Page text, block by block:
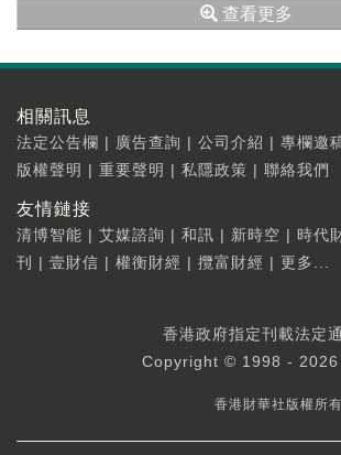
查看更多
相關訊息
法定公告欄 | 廣告查詢 | 公司介紹 | 專欄邀
版權聲明 | 重要聲明 | 私隱政策 | 聯絡我們
友情鏈接
清博智能 | 艾媒諮詢 | 和訊 | 新時空 | 時代
刊
| 壹財信 | 權衡財經 | 攬富財經 | 更多...
香港政府指定刊載法定
Copyright © 1998 - 2026
香港財華社版權所